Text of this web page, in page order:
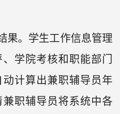
果。学生工作信息管理
学院考核和职能部门
计算出兼职辅导员年
职辅导员将系统中各